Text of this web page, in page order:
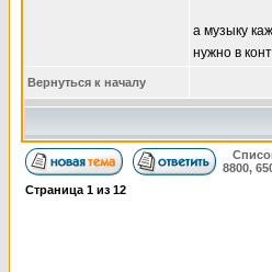
а музыку
нужно в
Вернуться к началу
8800,
Страница 1 из 12